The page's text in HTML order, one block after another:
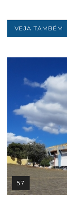
VEJA TAMBÉM
57